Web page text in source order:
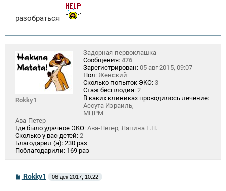
разобраться
Rokky1
Задорная первоклашка
Сообщения: 476
Зарегистрирован: 05 авг 2015, 09:07
Пол: Женский
Сколько попыток ЭКО: 3
Стаж бесплодия: 2
В каких клиниках проводилось лечение:
Ассута Израиль,
МЦРМ
Ава-Петер
Где было удачное ЭКО: Ава-Петер, Лапина Е.Н.
Сколько у вас детей: 2
Благодарил (а): 230 раз
Поблагодарили: 169 раз
СRokky1 06 дек 2017, 10:22